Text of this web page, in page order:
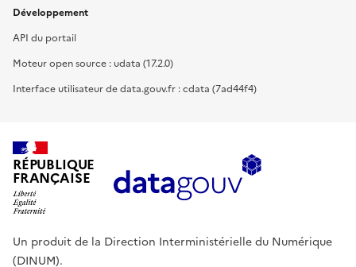
Développement
API du portail
Moteur open source : udata (17.2.0)
Interface utilisateur de data.gouv.fr : cdata (7ad44f4)
RÉPUBLIQUE
FRANÇAISE
Un produit de la Direction Interministérielle du Numérique
(DINUM).